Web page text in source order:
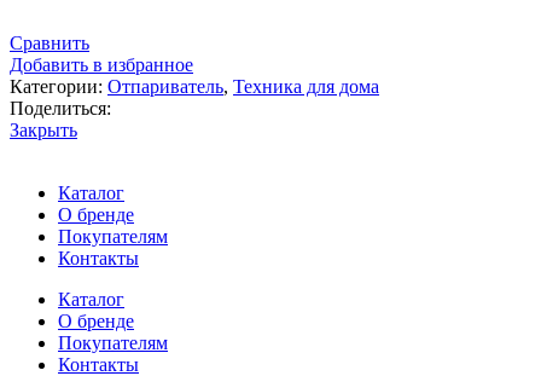
Сравнить
Добавить в избранное
Категории: Отпариватель, Техника для дома
Поделиться:
Закрыть
Каталог
О бренде
Покупателям
Контакты
Каталог
О бренде
Покупателям
Контакты